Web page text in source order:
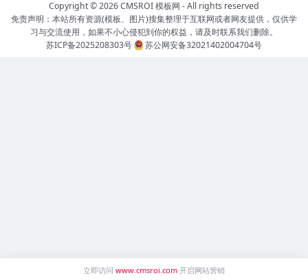
Copyright © 2026CMSROI 模板网 - All rights reserved
免责声明：本站所有资源(模板、图片)搜集整理于互联网或者网友提供，仅供学
习与交流使用，如果不小心侵犯到你的权益，请及时联系我们删除。
苏ICP备2025208303号
苏公网安备32021402004704号
立即访问 www.cmsroi.com 开启网站营销